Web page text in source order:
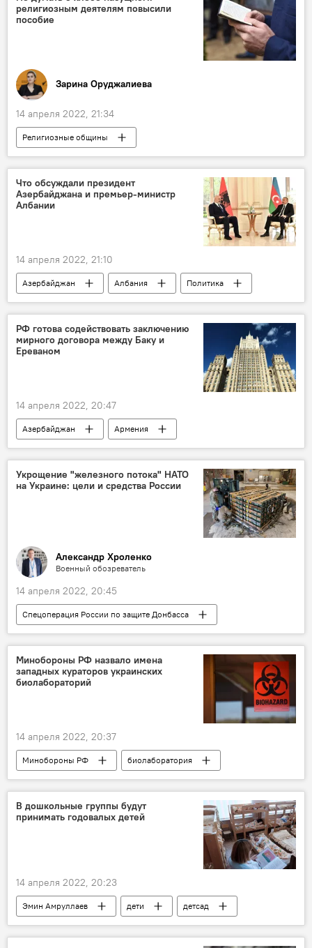
религиозным деятелям повысили
пособие
Зарина Оруджалиева
14 апреля 2022, 21:34
Религиозные общины
религиозные лидеры
Государственный комитет по работе с религиозными структурами АР
Финансирование
ЖИЗНЬ
Что обсуждали президент
Азербайджана и премьер-министр
Албании
14 апреля 2022, 21:10
Азербайджан Албания Политика
РФ готова содействовать заключению
мирного договора между Баку и
Ереваном
14 апреля 2022, 20:47
Азербайджан
Армения
мирный договор
Укрощение "железного потока" НАТО
на Украине: цели и средства России
Александр Хроленко
Военный обозреватель
14 апреля 2022, 20:45
Спецоперация России по защите Донбасса
НАТО
Украина Россия
Минобороны РФ назвало имена
западных кураторов украинских
биолабораторий
14 апреля 2022, 20:37
Минобороны РФ
биолаборатория
Украина
В дошкольные группы будут
принимать годовалых детей
14 апреля 2022, 20:23
Эмин Амруллаев дети
детсад
прием
учеба ЖИЗНЬ